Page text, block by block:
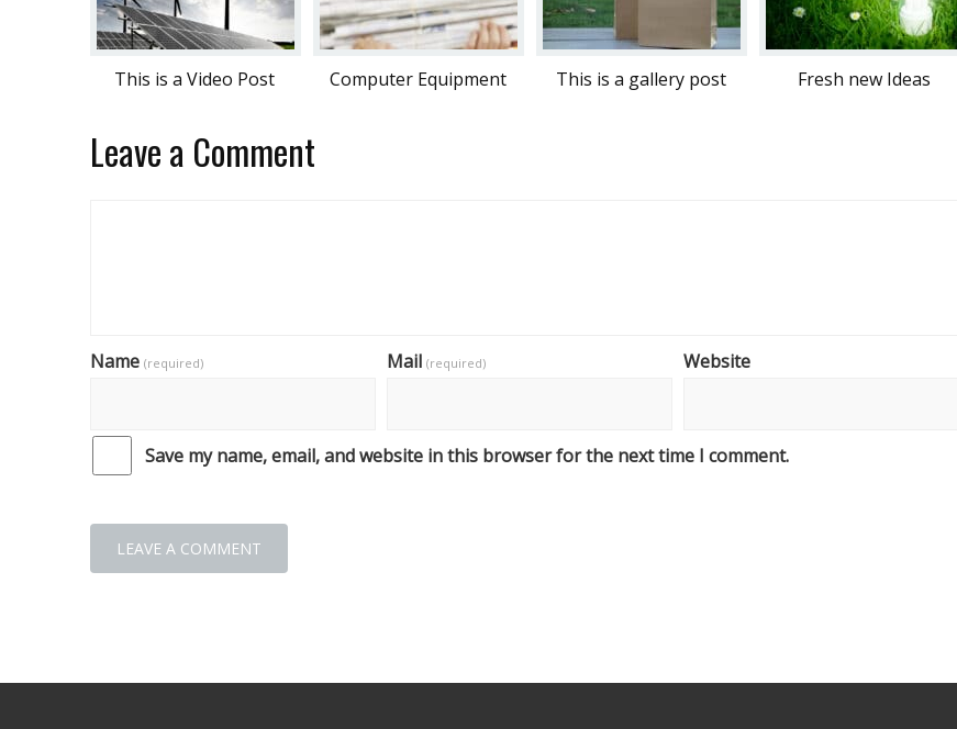
This is a Video Post Computer Equipment This is a gallery post Fresh new Ideas
Leave a Comment
Name (required) Mail (required) Website
Save my name, email, and website in this browser for the next time I comment.